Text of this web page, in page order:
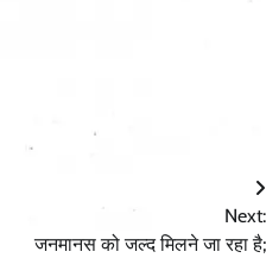
Next:
जनमानस को जल्द मिलने जा रहा है;